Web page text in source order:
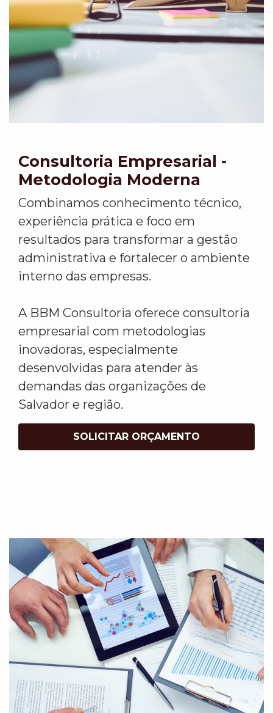
Consultoria Empresarial -
Metodologia Moderna
Combinamos conhecimento técnico,
experiência prática e foco em
resultados para transformar a gestão
administrativa e fortalecer o ambiente
interno das empresas.
A BBM Consultoria oferece consultoria
empresarial com metodologias
inovadoras, especialmente
desenvolvidas para atender às
demandas das organizações de
Salvador e região.
SOLICITAR ORÇAMENTO